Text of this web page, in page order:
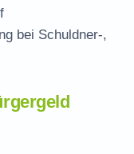
bei Schuldner-,